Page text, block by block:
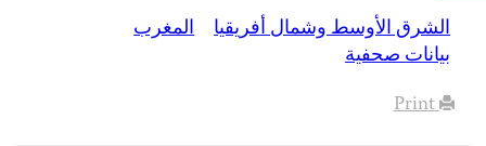
الشرق الأوسط وشمال أفريقيا
المغرب
بيانات صحفية
Print